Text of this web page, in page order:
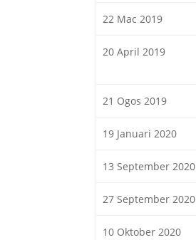
22 Mac 2019
20 April 2019
21 Ogos 2019
19 Januari 2020
13 September 2020
27 September 2020
10 Oktober 2020